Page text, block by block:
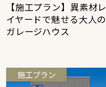
【施工プラン】異素材レ
イヤードで魅せる大人の
ガレージハウス
施工プラン